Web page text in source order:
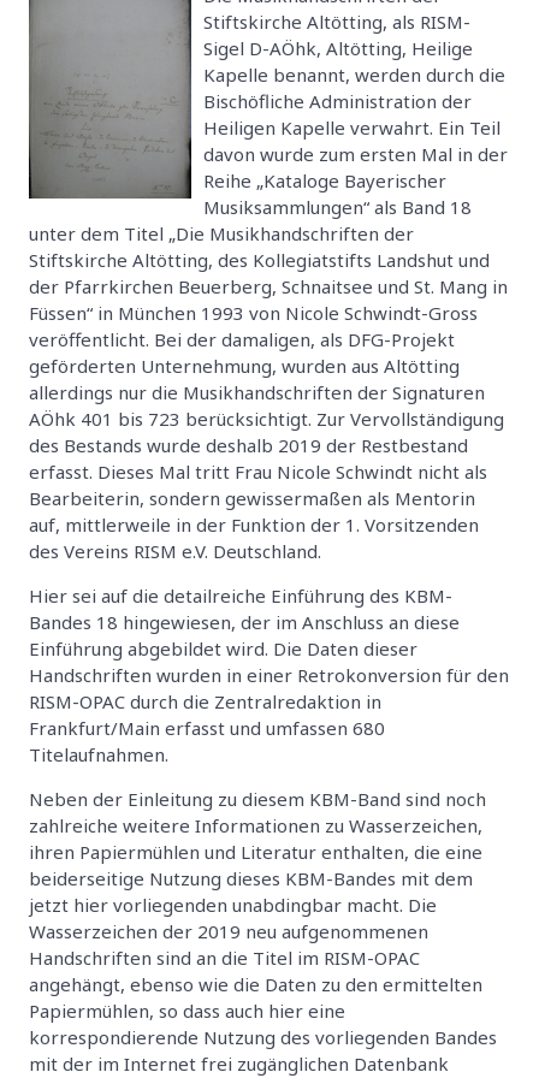
Stiftskirche Altötting, als RISM-
Sigel D-AÖhk, Altötting, Heilige
Kapelle benannt, werden durch die
Bischöfliche Administration der
Heiligen Kapelle verwahrt. Ein Teil
davon wurde zum ersten Mal in der
Reihe „Kataloge Bayerischer
Musiksammlungen“ als Band 18
unter dem Titel „Die Musikhandschriften der
Stiftskirche Altötting, des Kollegiatstifts Landshut und
der Pfarrkirchen Beuerberg, Schnaitsee und St. Mang in
Füssen“ in München 1993 von Nicole Schwindt-Gross
veröffentlicht. Bei der damaligen, als DFG-Projekt
geförderten Unternehmung, wurden aus Altötting
allerdings nur die Musikhandschriften der Signaturen
AÖhk 401 bis 723 berücksichtigt. Zur Vervollständigung
des Bestands wurde deshalb 2019 der Restbestand
erfasst. Dieses Mal tritt Frau Nicole Schwindt nicht als
Bearbeiterin, sondern gewissermaßen als Mentorin
auf, mittlerweile in der Funktion der 1. Vorsitzenden
des Vereins RISM e.V. Deutschland.
Hier sei auf die detailreiche Einführung des KBM-
Bandes 18 hingewiesen, der im Anschluss an diese
Einführung abgebildet wird. Die Daten dieser
Handschriften wurden in einer Retrokonversion für den
RISM-OPAC durch die Zentralredaktion in
Frankfurt/Main erfasst und umfassen 680
Titelaufnahmen.
Neben der Einleitung zu diesem KBM-Band sind noch
zahlreiche weitere Informationen zu Wasserzeichen,
ihren Papiermühlen und Literatur enthalten, die eine
beiderseitige Nutzung dieses KBM-Bandes mit dem
jetzt hier vorliegenden unabdingbar macht. Die
Wasserzeichen der 2019 neu aufgenommenen
Handschriften sind an die Titel im RISM-OPAC
angehängt, ebenso wie die Daten zu den ermittelten
Papiermühlen, so dass auch hier eine
korrespondierende Nutzung des vorliegenden Bandes
mit der im Internet frei zugänglichen Datenbank